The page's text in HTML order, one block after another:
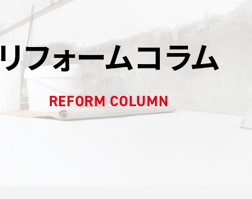
リフォームコラム
REFORM COLUMN